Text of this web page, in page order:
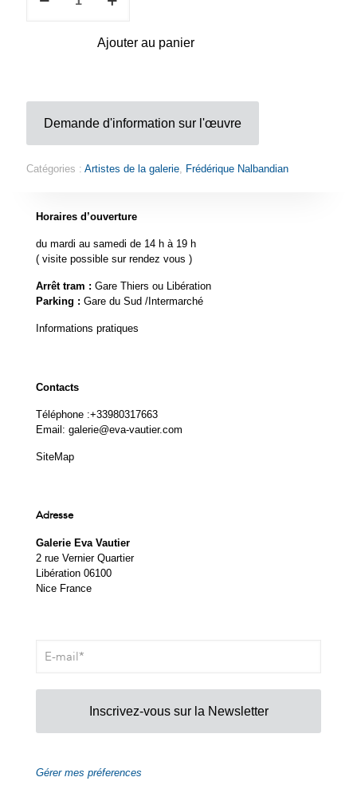
Ajouter au panier
Demande d'information sur l'œuvre
Catégories : Artistes de la galerie, Frédérique Nalbandian
Horaires d’ouverture
du mardi au samedi de 14 h à 19 h
( visite possible sur rendez vous )
Arrêt tram : Gare Thiers ou Libération
Parking : Gare du Sud /Intermarché
Informations pratiques
Contacts
Téléphone :+33980317663
Email: galerie@eva-vautier.com
SiteMap
Adresse
Galerie Eva Vautier
2 rue Vernier Quartier
Libération 06100
Nice France
Inscrivez-vous sur la Newsletter
Gérer mes préferences